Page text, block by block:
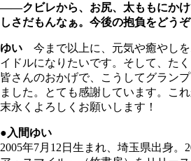
――クビレから、お尻、太ももにか
しさだもんなぁ。今後の抱負をどうぞ
ゆい 今まで以上に、元気や癒やし
イドルになりたいです。そして、た
皆さんのおかげで、こうしてグラン
ました。とても感謝しています。こ
末永くよろしくお願いします！
●入間ゆい
2005年7月12日生まれ、埼玉県出身。